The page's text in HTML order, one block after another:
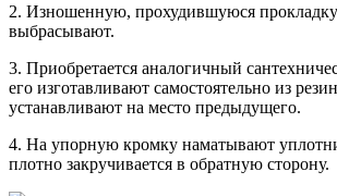
2. Изношенную, прохудившуюся
выбрасывают.
3. Приобретается аналогичный
его изготавливают самостоятельно из
устанавливают на место предыдущего.
4. На упорную кромку наматывают
плотно закручивается в обратную сторону.